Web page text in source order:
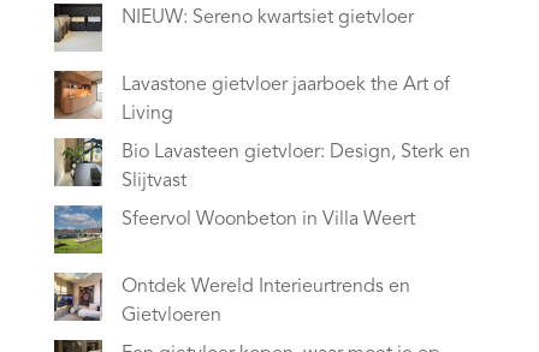
NIEUW: Sereno kwartsiet gietvloer
Lavastone gietvloer jaarboek the Art of
Living
Bio Lavasteen gietvloer: Design, Sterk en
Slijtvast
Sfeervol Woonbeton in Villa Weert
Ontdek Wereld Interieurtrends en
Gietvloeren